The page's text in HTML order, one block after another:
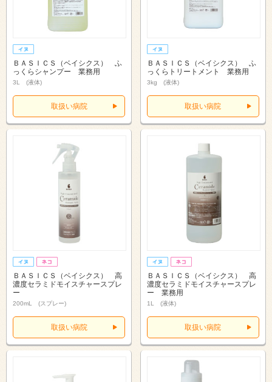
ＢＡＳＩＣＳ（ベイシクス） ふ
っくらシャンプー 業務用
3L (液体)
取扱い病院
ＢＡＳＩＣＳ（ベイシクス） ふ
っくらトリートメント 業務用
3kg (液体)
取扱い病院
ＢＡＳＩＣＳ（ベイシクス） 高
濃度セラミドモイスチャースプレ
ー
200mL (スプレー)
取扱い病院
ＢＡＳＩＣＳ（ベイシクス） 高
濃度セラミドモイスチャースプレ
ー 業務用
1L (液体)
取扱い病院